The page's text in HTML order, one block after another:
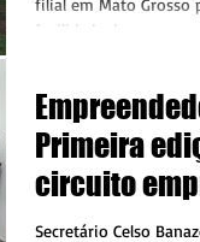
filial em Mato Grosso
facilidade de apenas
Primeira
circuito
será em
Secretário Celso